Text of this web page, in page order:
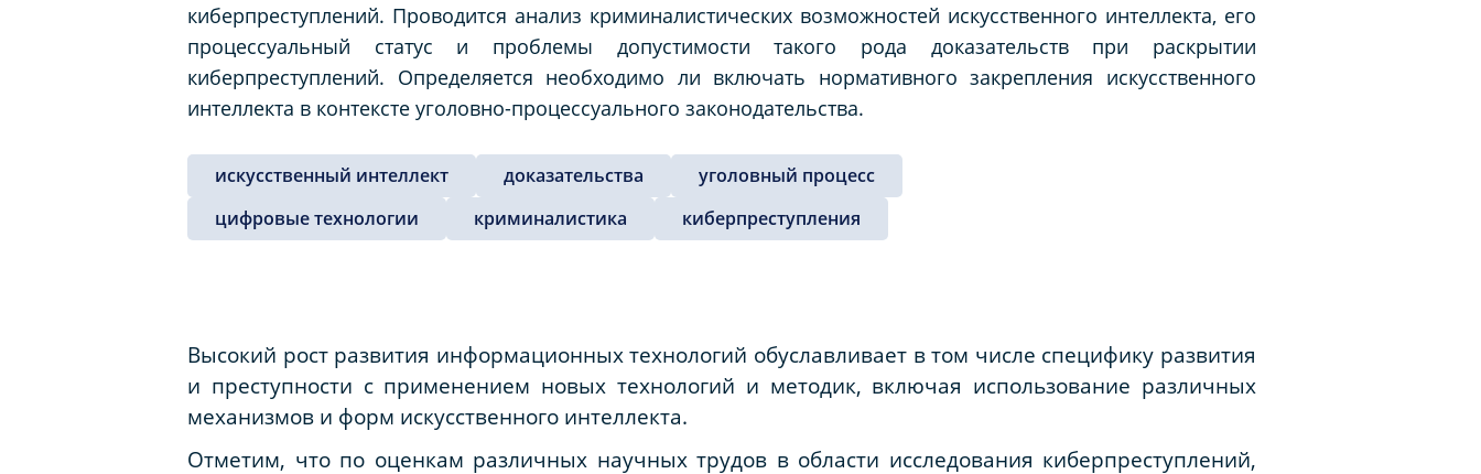
киберпреступлений. Проводится анализ криминалистических возможностей искусственного интеллекта, его
процессуальный статус и проблемы допустимости такого рода доказательств при раскрытии
киберпреступлений. Определяется необходимо ли включать нормативного закрепления искусственного
интеллекта в контексте уголовно-процессуального законодательства.
искусственный интеллект доказательства
уголовный процесс
цифровые технологии
криминалистика киберпреступления
Высокий рост развития информационных технологий обуславливает в том числе специфику развития
и преступности с применением новых технологий и методик, включая использование различных
механизмов и форм искусственного интеллекта.
Отметим, что по оценкам различных научных трудов в области исследования киберпреступлений,